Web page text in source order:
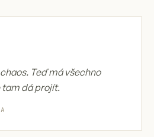
Teď má všechno
tam dá projít.